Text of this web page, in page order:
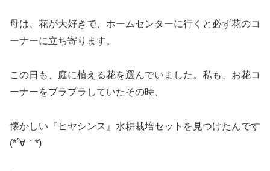
母は、花が大好きで、ホームセンターに行くと必ず花のコ
ーナーに立ち寄ります。
この日も、庭に植える花を選んでいました。私も、お花コ
ーナーをプラプラしていたその時、
懐かしい『ヒヤシンス』水耕栽培セットを見つけたんです
(*´∀｀*)